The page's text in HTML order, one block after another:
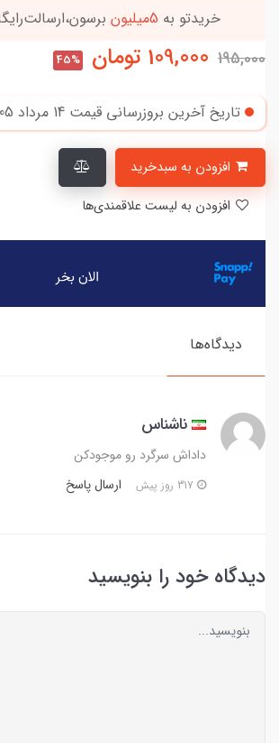
این کالا رو میتونی4 قسطه
195,000
109,000 تومان 45%
تاریخ آخرین بروزرسانی قیمت 14 مرداد 1405
دیدگاه‌ها
ناشناس
داداش سرگرد رو موجودکن
ارسال پاسخ
دیدگاه خود را بنویسید